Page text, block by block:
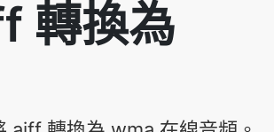
aiff 轉換為 wma 在線音頻。